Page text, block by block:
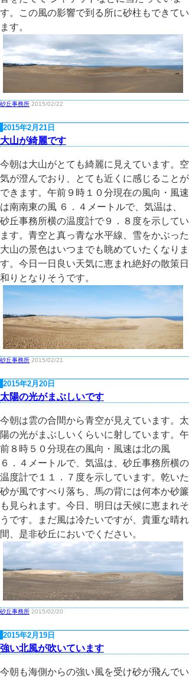
す。この風の影響で到る所に砂柱もできてい
ます。
砂丘事務所 2015/02/22
2015年2月21日
大山が綺麗です
今朝は大山がとても綺麗に見えています。空
気が澄んでおり、とても近くに感じることが
できます。午前９時１０分現在の風向・風速
は南南東の風 ６．４メートルで、気温は、
砂丘事務所横の温度計で９．８度を示してい
ます。青空と真っ青な水平線、雪をかぶった
大山の景色はいつまでも眺めていたくなりま
す。今日一日良い天気に恵まれ絶好の散策日
和りとなりそうです。
砂丘事務所 2015/02/21
2015年2月20日
太陽の光がまぶしいです
今朝は雲の合間から青空が見えています。太
陽の光がまぶしいくらいに射しています。午
前８時５０分現在の風向・風速は北の風
６．４メートルで、気温は、砂丘事務所横の
温度計で１１．７度を示しています。乾いた
砂が風ですべり落ち、馬の背には何本か砂簾
も見られます。今日、明日は天候に恵まれそ
うです。まだ風は冷たいですが、貴重な晴れ
間、是非砂丘においでください。
砂丘事務所 2015/02/20
2015年2月19日
強い北風が吹いています
今朝も海側からの強い風を受け砂が飛んでい